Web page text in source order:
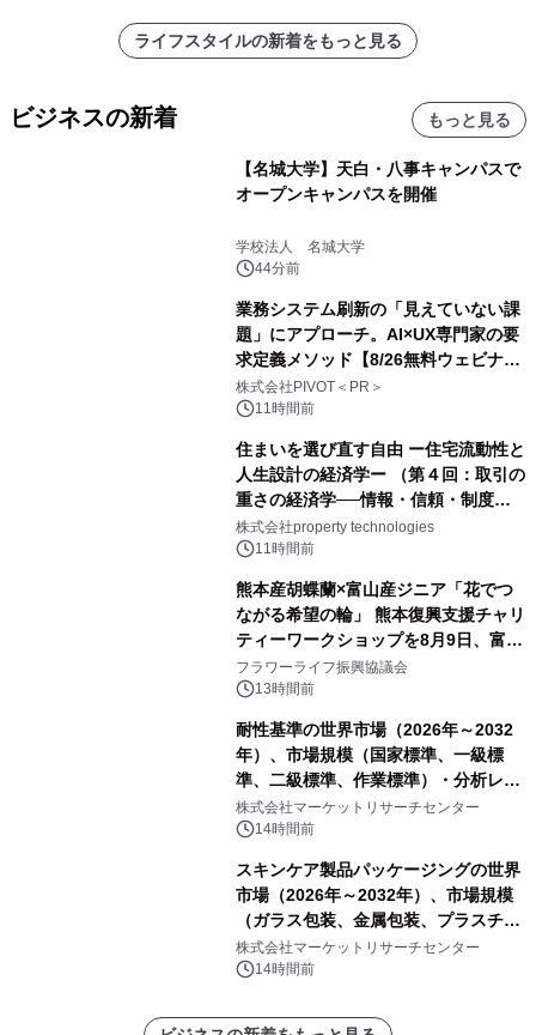
ライフスタイルの新着をもっと見る
ビジネスの新着 もっと見る
【名城大学】天白・八事キャンパスで
オープンキャンパスを開催
学校法人 名城大学
44分前
業務システム刷新の「見えていない課
題」にアプローチ。AI×UX専門家の要
求定義メソッド【8/26無料ウェビナ
ー】株式会社PIVOT
株式会社PIVOT＜PR＞
11時間前
住まいを選び直す自由 ー住宅流動性と
人生設計の経済学ー （第４回：取引の
重さの経済学──情報・信頼・制度を
PropTechはどう組み替えるか）｜
PropTech-Lab
株式会社property technologies
11時間前
熊本産胡蝶蘭×富山産ジニア「花でつ
ながる希望の輪」 熊本復興支援チャリ
ティーワークショップを8月9日、富
山・射水で開催
フラワーライフ振興協議会
13時間前
耐性基準の世界市場（2026年～2032
年）、市場規模（国家標準、一級標
準、二級標準、作業標準）・分析レポ
ートを発表
株式会社マーケットリサーチセンター
14時間前
スキンケア製品パッケージングの世界
市場（2026年～2032年）、市場規模
（ガラス包装、金属包装、プラスチッ
ク包装、その他）・分析レポートを発
表
株式会社マーケットリサーチセンター
14時間前